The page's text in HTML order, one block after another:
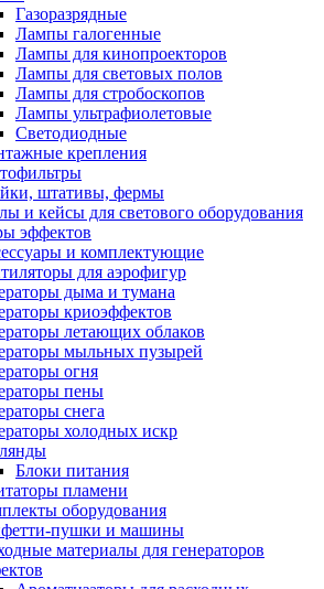
Газоразрядные
Лампы галогенные
Лампы для кинопроекторов
Лампы для световых полов
Лампы для стробоскопов
Лампы ультрафиолетовые
Светодиодные
крепления
штативы, фермы
и кейсы для светового оборудования
эффектов
и комплектующие
для аэрофигур
дыма и тумана
криоэффектов
летающих облаков
мыльных пузырей
огня
пены
снега
холодных искр
Блоки питания
пламени
оборудования
пушки и машины
материалы для генераторов